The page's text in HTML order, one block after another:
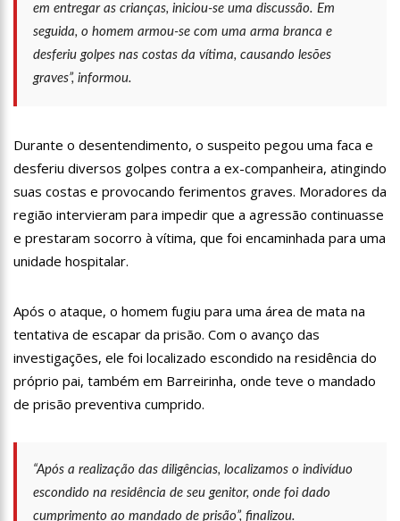
13:57
Moradores celebram pagamento de indenizações do Anel
Viário Leste
11:55 Enem só em 2022, tem 3,3 milhões de inscrições confirmadas
Sievierodonetsk
15:39 Provas do concurso da Semsa do nível médio acontecem
neste domingo em Manaus
15:24 Wilson Lima concede a 6.705 famílias o direito de uso da terra
em 11 Unidades de Conservação Estaduais
20:34 Capacitação para Conselheiros Tutelares do Amazonas tem
inicio programado para setembro
dos Pais na cidade de Manaus.
21:23 Após Receber R$21,4 Milhões Do Governo Do Amazonas,
Prime Serviços É Barrada Pelo CSC
18:55 Violinista Victor Camilo encanta a cidade de Manaus com
suas belas performance
19:03
Deputado Péricles Faz Manobra Que Pode Enterrar CPI Da
massa contra a Influenza, sendo disponibilizada para toda
população.
11:41 Morre Otávio Raman Neves, dono do jornal em tempo,
afiliada do SBT em Manaus, de covid-19. Muita emoção dos
em entregar as crianças, iniciou-se uma discussão. Em
seguida, o homem armou-se com uma arma branca e
desferiu golpes nas costas da vítima, causando lesões
graves”, informou.
Durante o desentendimento, o suspeito pegou uma faca e
desferiu diversos golpes contra a ex-companheira, atingindo
suas costas e provocando ferimentos graves. Moradores da
região intervieram para impedir que a agressão continuasse
e prestaram socorro à vítima, que foi encaminhada para uma
unidade hospitalar.
Após o ataque, o homem fugiu para uma área de mata na
tentativa de escapar da prisão. Com o avanço das
investigações, ele foi localizado escondido na residência do
próprio pai, também em Barreirinha, onde teve o mandado
de prisão preventiva cumprido.
“Após a realização das diligências, localizamos o indivíduo
escondido na residência de seu genitor, onde foi dado
cumprimento ao mandado de prisão”, finalizou.